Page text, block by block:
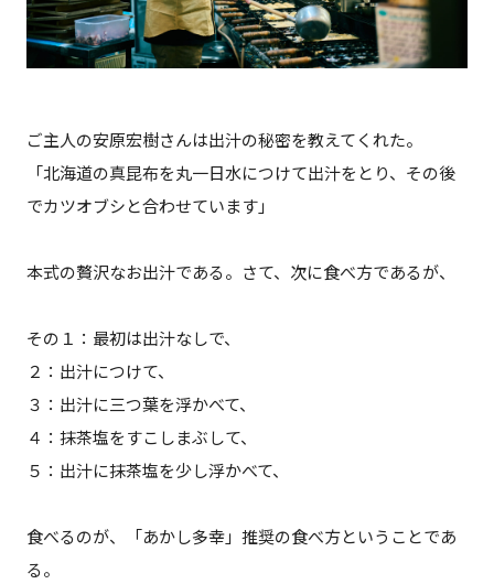
ご主人の安原宏樹さんは出汁の秘密を教えてくれた。
「北海道の真昆布を丸一日水につけて出汁をとり、その後
でカツオブシと合わせています」
本式の贅沢なお出汁である。さて、次に食べ方であるが、
その１：最初は出汁なしで、
２：出汁につけて、
３：出汁に三つ葉を浮かべて、
４：抹茶塩をすこしまぶして、
５：出汁に抹茶塩を少し浮かべて、
食べるのが、「あかし多幸」推奨の食べ方ということであ
る。